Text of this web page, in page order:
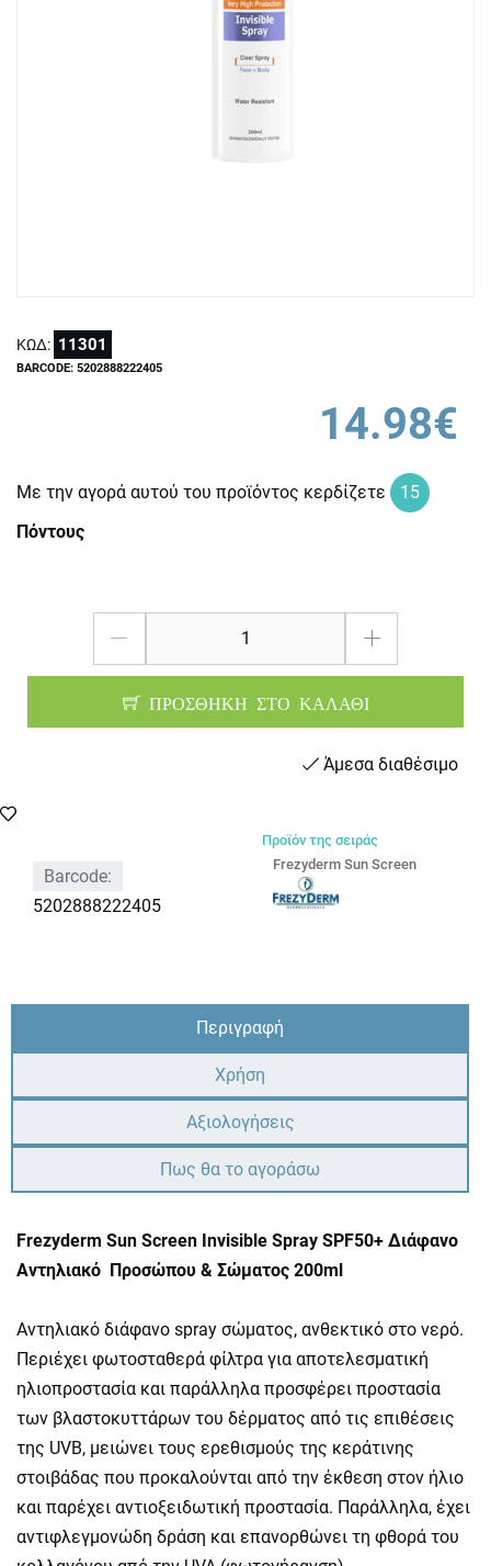
ΚΩΔ: 11301
BARCODE: 5202888222405
14.98€
Με την αγορά αυτού του προϊόντος κερδίζετε
15
Πόντους
ΠΡΟΣΘΗΚΗ ΣΤΟ ΚΑΛΑΘΙ
Άμεσα διαθέσιμο
Barcode:
5202888222405
Προϊόν της σειράς
Frezyderm Sun Screen
Περιγραφή
Χρήση
Αξιολογήσεις
Πως θα το αγοράσω
Frezyderm Sun Screen Invisible Spray SPF50+ Διάφανο
Αντηλιακό Προσώπου & Σώματος 200ml
Αντηλιακό διάφανο spray σώματος, ανθεκτικό στο νερό.
Περιέχει φωτοσταθερά φίλτρα για αποτελεσματική
ηλιοπροστασία και παράλληλα προσφέρει προστασία
των βλαστοκυττάρων του δέρματος από τις επιθέσεις
της UVB, μειώνει τους ερεθισμούς της κεράτινης
στοιβάδας που προκαλούνται από την έκθεση στον ήλιο
και παρέχει αντιοξειδωτική προστασία. Παράλληλα, έχει
αντιφλεγμονώδη δράση και επανορθώνει τη φθορά του